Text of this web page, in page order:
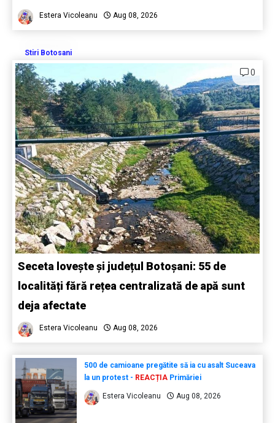
Estera Vicoleanu Aug 08, 2026
Stiri Botosani
0
Seceta lovește și județul Botoșani: 55 de
localități fără rețea centralizată de apă sunt
deja afectate
Estera Vicoleanu Aug 08, 2026
500 de camioane pregătite să ia cu asalt Suceava
la un protest - REACȚIAPrimăriei
Estera Vicoleanu Aug 08, 2026